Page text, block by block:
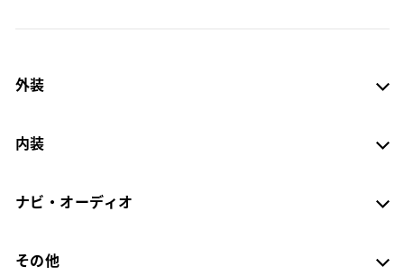
外装
内装
ナビ・オーディオ
その他